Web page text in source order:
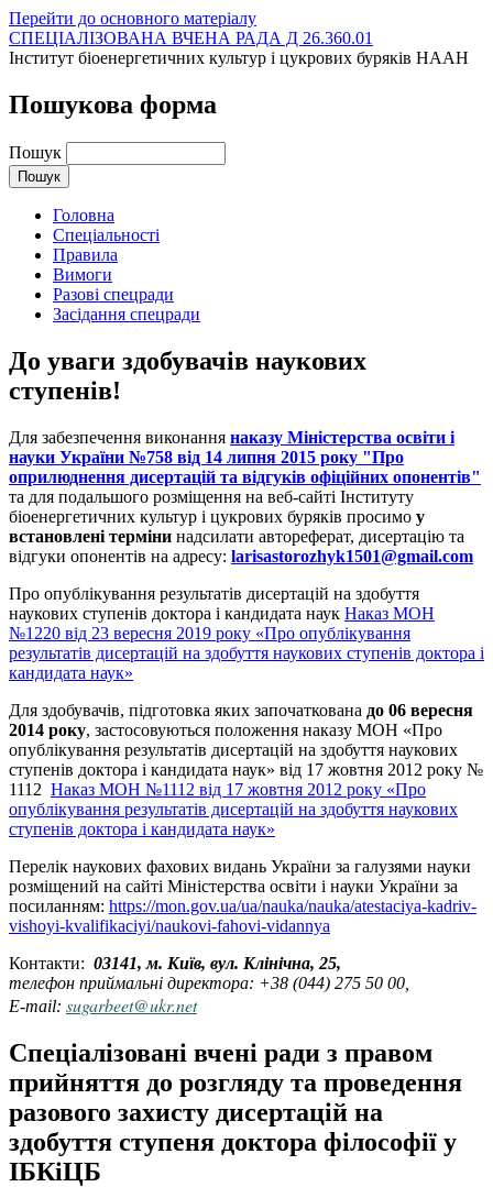
Перейти до основного матеріалу
СПЕЦІАЛІЗОВАНА ВЧЕНА РАДА Д 26.360.01
Інститут біоенергетичних культур і цукрових буряків НААН
Пошукова форма
Пошук
Головна
Спеціальності
Правила
Вимоги
Разові спецради
Засідання спецради
До уваги здобувачів наукових
ступенів!
Для забезпечення виконання наказу Міністерства освіти і
науки України №758 від 14 липня 2015 року "Про
оприлюднення дисертацій та відгуків офіційних опонентів"
та для подальшого розміщення на веб-сайті Інституту
біоенергетичних культур і цукрових буряків просимо у
встановлені терміни надсилати автореферат, дисертацію та
відгуки опонентів на адресу: larisastorozhyk1501@gmail.com
Про опублікування результатів дисертацій на здобуття
наукових ступенів доктора і кандидата наук Наказ МОН
№1220 від 23 вересня 2019 року «Про опублікування
результатів дисертацій на здобуття наукових ступенів доктора і
кандидата наук»
Для здобувачів, підготовка яких започаткована до 06 вересня
2014 року, застосовуються положення наказу МОН «Про
опублікування результатів дисертацій на здобуття наукових
ступенів доктора і кандидата наук» від 17 жовтня 2012 року №
1112 Наказ МОН №1112 від 17 жовтня 2012 року «Про
опублікування результатів дисертацій на здобуття наукових
ступенів доктора і кандидата наук»
Перелік наукових фахових видань України за галузями науки
розміщений на сайті Міністерства освіти і науки України за
посиланням: https://mon.gov.ua/ua/nauka/nauka/atestaciya-kadriv-
vishoyi-kvalifikaciyi/naukovi-fahovi-vidannya
Контакти: 03141, м. Київ, вул. Клінічна, 25,
телефон приймальні директора: +38 (044) 275 50 00,
E-mail: sugarbeet@ukr.net
Спеціалізовані вчені ради з правом
прийняття до розгляду та проведення
разового захисту дисертацій на
здобуття ступеня доктора філософії у
ІБКіЦБ